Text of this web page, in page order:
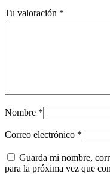
Tu valoración *
Nombre *
Correo electrónico *
Guarda mi nombre,
para la próxima vez que